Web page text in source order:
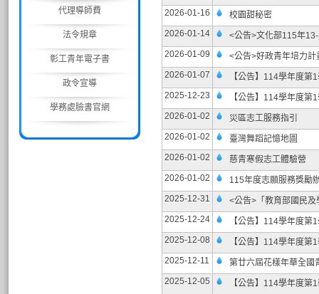
代理導師費
法令規章
彰工青年電子書
政令宣導
學務處臉書官網
2026-01-16
校園甜秘密
2026-01-14
<公告>文化部115年
2026-01-09
<公告>好政青年培力
2026-01-07
【公告】114學年度第
2025-12-23
【公告】114學年度第
2026-01-02
災區志工服務指引
2026-01-02
臺灣舞蹈記憶地圖
2026-01-02
慈青寒假志工體驗營
2026-01-02
115年度志願服務獎勵
2025-12-31
<公告>「教育部國民
2025-12-24
【公告】114學年度第
2025-12-08
【公告】114學年度第
2025-12-11
第廿六屆花樣年華全國
2025-12-05
【公告】114學年度第